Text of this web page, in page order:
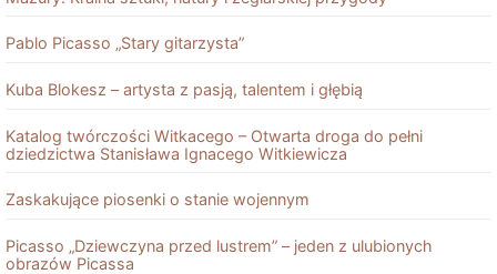
Pablo Picasso „Stary gitarzysta”
Kuba Blokesz – artysta z pasją, talentem i głębią
Katalog twórczości Witkacego – Otwarta droga do pełni
dziedzictwa Stanisława Ignacego Witkiewicza
Zaskakujące piosenki o stanie wojennym
Picasso „Dziewczyna przed lustrem” – jeden z ulubionych
obrazów Picassa